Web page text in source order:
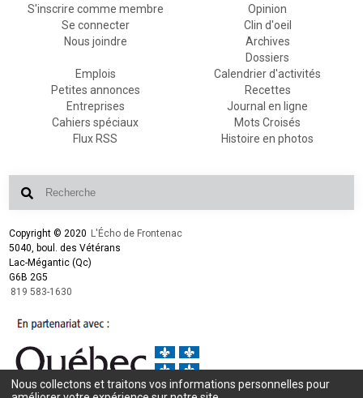
S'inscrire comme membre
Se connecter
Nous joindre
Opinion
Clin d'oeil
Archives
Dossiers
Emplois
Petites annonces
Entreprises
Cahiers spéciaux
Flux RSS
Calendrier d'activités
Recettes
Journal en ligne
Mots Croisés
Histoire en photos
Copyright © 2020 L'Écho de Frontenac
5040, boul. des Vétérans
Lac-Mégantic (Qc)
G6B 2G5
819 583-1630
Nous collectons et traitons vos informations personnelles pour